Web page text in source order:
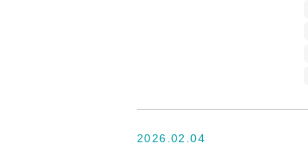
2026.02.04